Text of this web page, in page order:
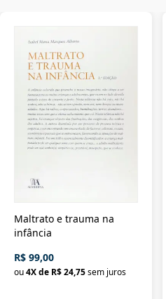
Maltrato e trauma na
infância
R$ 99,00
ou4X de R$ 24,75sem juros